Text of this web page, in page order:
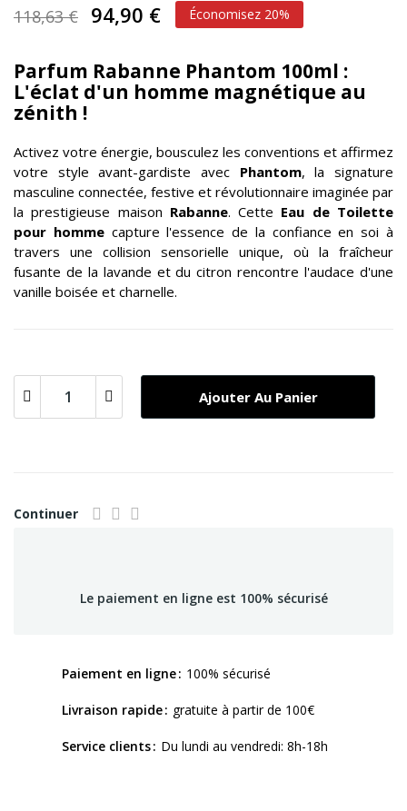
118,63 € 94,90 € Économisez 20%
Parfum Rabanne Phantom 100ml :
L'éclat d'un homme magnétique au
zénith !
Activez votre énergie, bousculez les conventions et affirmez
votre style avant-gardiste avec Phantom, la signature
masculine connectée, festive et révolutionnaire imaginée par
la prestigieuse maison Rabanne. Cette Eau de Toilette
pour hommecapture l'essence de la confiance en soi à
travers une collision sensorielle unique, où la fraîcheur
fusante de la lavande et du citron rencontre l'audace d'une
vanille boisée et charnelle.
Ajouter Au Panier
Continuer
Le paiement en ligne est 100% sécurisé
Paiement en ligne 100% sécurisé
Livraison rapide gratuite à partir de 100€
Service clients Du lundi au vendredi: 8h-18h